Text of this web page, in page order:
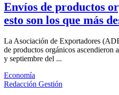
Envíos de productos
esto son los que más
La Asociación de Exportadores
de productos orgánicos ascendieron
y septiembre del ...
Economía
Redacción Gestión